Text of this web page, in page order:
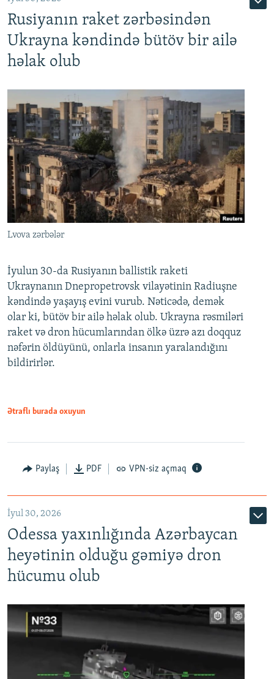
Rusiyanın raket zərbəsindən
Ukrayna kəndində bütöv bir ailə
həlak olub
Lvova zərbələr
İyulun 30-da Rusiyanın ballistik raketi
Ukraynanın Dnepropetrovsk vilayətinin Radiuşne
kəndində yaşayış evini vurub. Nəticədə, demək
olar ki, bütöv bir ailə həlak olub. Ukrayna rəsmiləri
raket və dron hücumlarından ölkə üzrə azı doqquz
nəfərin öldüyünü, onlarla insanın yaralandığını
bildirirlər.
Ətraflı burada oxuyun
Paylaş PDF VPN-siz açmaq
İyul 30, 2026
Odessa yaxınlığında Azərbaycan
heyətinin olduğu gəmiyə dron
hücumu olub